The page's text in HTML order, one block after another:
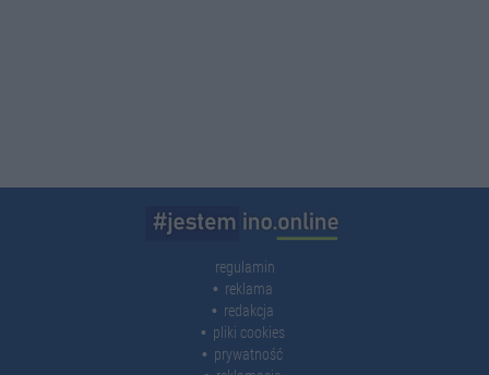
regulamin
reklama
redakcja
pliki cookies
prywatność